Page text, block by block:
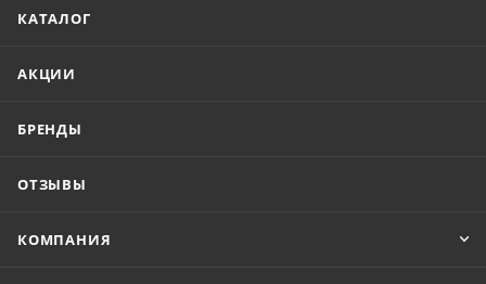
КАТАЛОГ
АКЦИИ
БРЕНДЫ
ОТЗЫВЫ
КОМПАНИЯ